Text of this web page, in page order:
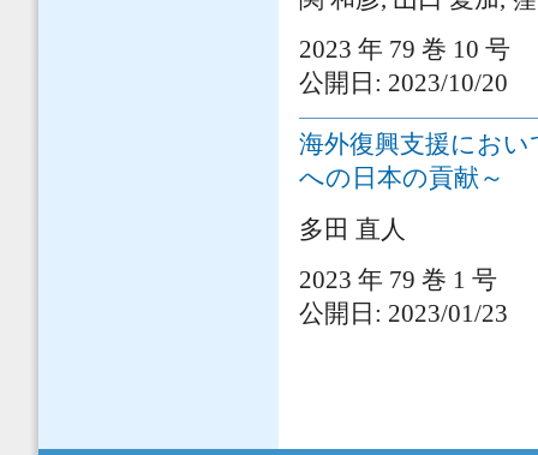
2023 年 79 巻 10 号
公開日: 2023/10/20
海外復興支援にお
への日本の貢献～
多田 直人
2023 年 79 巻 1 号
公開日: 2023/01/23